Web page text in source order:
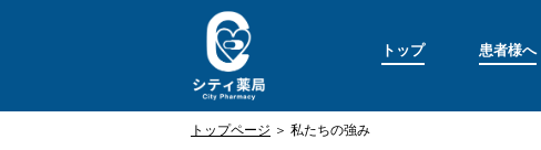
トップ 患者様へ
トップページ ＞ 私たちの強み